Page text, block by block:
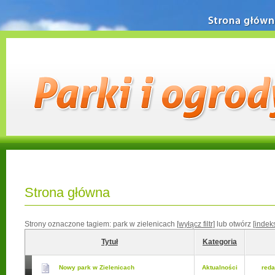
Strona główna
Strony oznaczone tagiem: park w zielenicach [wyłącz filtr] lub otwórz
Tytuł Kategoria
Nowy park w Zielenicach Aktualności
Strona główna